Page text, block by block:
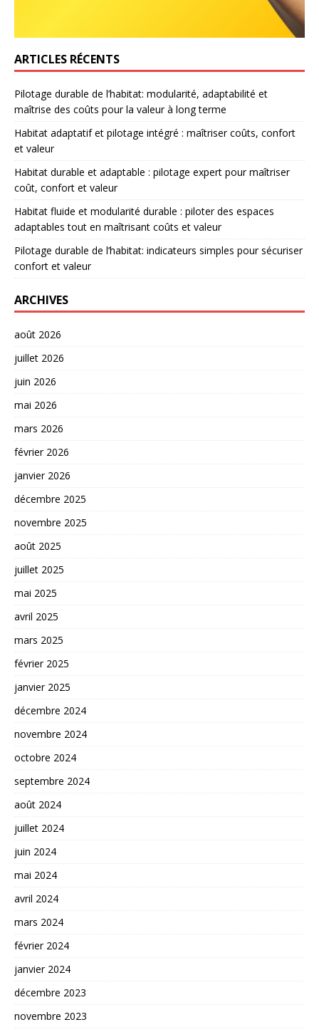
ARTICLES RÉCENTS
Pilotage durable de l’habitat: modularité, adaptabilité et
maîtrise des coûts pour la valeur à long terme
Habitat adaptatif et pilotage intégré : maîtriser coûts, confort
et valeur
Habitat durable et adaptable : pilotage expert pour maîtriser
coût, confort et valeur
Habitat fluide et modularité durable : piloter des espaces
adaptables tout en maîtrisant coûts et valeur
Pilotage durable de l’habitat: indicateurs simples pour sécuriser
confort et valeur
ARCHIVES
août 2026
juillet 2026
juin 2026
mai 2026
mars 2026
février 2026
janvier 2026
décembre 2025
novembre 2025
août 2025
juillet 2025
mai 2025
avril 2025
mars 2025
février 2025
janvier 2025
décembre 2024
novembre 2024
octobre 2024
septembre 2024
août 2024
juillet 2024
juin 2024
mai 2024
avril 2024
mars 2024
février 2024
janvier 2024
décembre 2023
novembre 2023